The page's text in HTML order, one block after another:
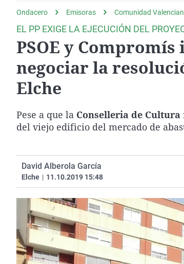
Como el perro y el
gato
Operación Viuda
Negra
Ondacero Emisoras Comunidad
EL PP EXIGE LA EJECUCIÓN DEL
PSOE y Compromís
negociar la
Elche
Pese a que la Conselleria de Cultura
del viejo edificio del mercado de
David Alberola García
Elche | 11.10.2019 15:48